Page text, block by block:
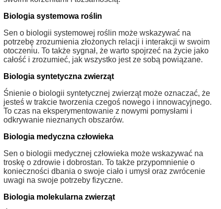
Biologia systemowa roślin
Sen o biologii systemowej roślin może wskazywać na
potrzebę zrozumienia złożonych relacji i interakcji w swoim
otoczeniu. To także sygnał, że warto spojrzeć na życie jako
całość i zrozumieć, jak wszystko jest ze sobą powiązane.
Biologia syntetyczna zwierząt
Śnienie o biologii syntetycznej zwierząt może oznaczać, że
jesteś w trakcie tworzenia czegoś nowego i innowacyjnego.
To czas na eksperymentowanie z nowymi pomysłami i
odkrywanie nieznanych obszarów.
Biologia medyczna człowieka
Sen o biologii medycznej człowieka może wskazywać na
troskę o zdrowie i dobrostan. To także przypomnienie o
konieczności dbania o swoje ciało i umysł oraz zwrócenie
uwagi na swoje potrzeby fizyczne.
Biologia molekularna zwierząt